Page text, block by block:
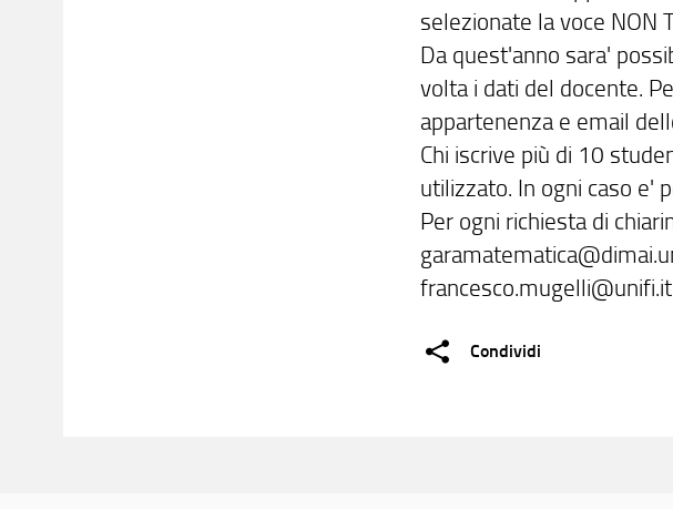
selezionate la voce NON
Da quest'anno sara'
volta i dati del docente.
appartenenza e email
Chi iscrive più di 10
utilizzato. In ogni caso e'
Per ogni richiesta di
francesco.mugelli@unifi.it
Condividi